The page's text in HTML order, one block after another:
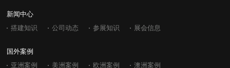
新闻中心
搭建知识 公司动态 参展知识 展会信息
国外案例
亚洲案例 美洲案例 欧洲案例 澳洲案例